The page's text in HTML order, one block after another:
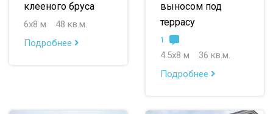
клееного бруса
6х8 м
48 кв.м.
Подробнее
выносом под
террасу
1
4.5х8 м
36 кв.м.
Подробнее